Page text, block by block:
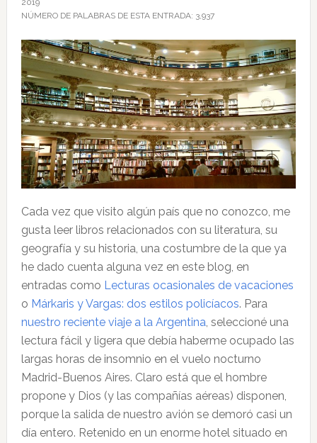
2019
NÚMERO DE PALABRAS DE ESTA ENTRADA: 3,937
Cada vez que visito algún país que no conozco, me
gusta leer libros relacionados con su literatura, su
geografía y su historia, una costumbre de la que ya
he dado cuenta alguna vez en este blog, en
entradas como Lecturas ocasionales de vacaciones
o Márkaris y Vargas: dos estilos policíacos. Para
nuestro reciente viaje a la Argentina , seleccioné una
lectura fácil y ligera que debía haberme ocupado las
largas horas de insomnio en el vuelo nocturno
Madrid-Buenos Aires. Claro está que el hombre
propone y Dios (y las compañías aéreas) disponen,
porque la salida de nuestro avión se demoró casi un
día entero. Retenido en un enorme hotel situado en